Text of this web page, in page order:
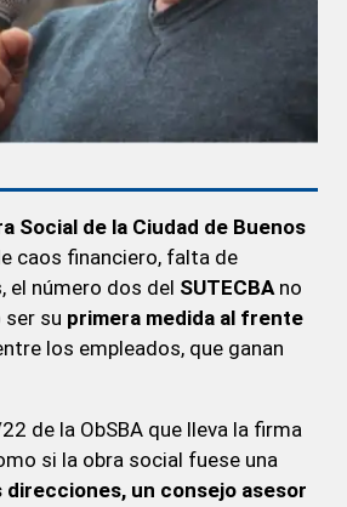
Social de la Ciudad de Buenos
caos financiero, falta de
el número dos del SUTECBAno
ser su primera medida al frente
los empleados, que ganan
de la ObSBA que lleva la firma
si la obra social fuese una
un consejo asesor